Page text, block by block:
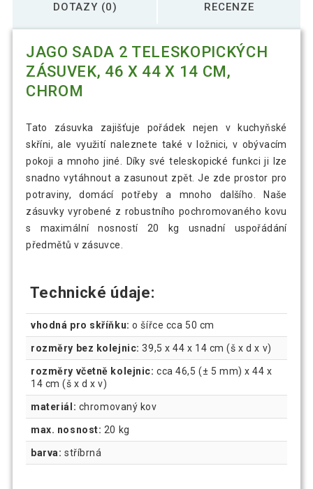
DOTAZY (0) RECENZE
JAGO SADA 2 TELESKOPICKÝCH
ZÁSUVEK, 46 X 44 X 14 CM,
CHROM
Tato zásuvka zajišťuje pořádek nejen v kuchyňské
skříni, ale využití naleznete také v ložnici, v obývacím
pokoji a mnoho jiné. Díky své teleskopické funkci ji lze
snadno vytáhnout a zasunout zpět. Je zde prostor pro
potraviny, domácí potřeby a mnoho dalšího. Naše
zásuvky vyrobené z robustního pochromovaného kovu
s maximální nosností 20 kg usnadní uspořádání
předmětů v zásuvce.
Technické údaje:
vhodná pro skříňku: o šířce cca 50 cm
rozměry bez kolejnic: 39,5 x 44 x 14 cm (š x d x v)
rozměry včetně kolejnic: cca 46,5 (± 5 mm) x 44 x
14 cm (š x d x v)
materiál: chromovaný kov
max. nosnost: 20 kg
barva: stříbrná